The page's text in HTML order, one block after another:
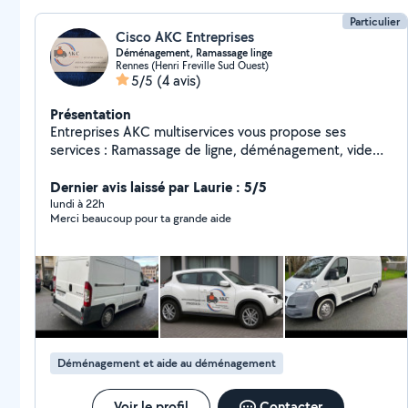
Particulier
Cisco AKC Entreprises
Déménagement, Ramassage linge
Rennes (Henri Freville Sud Ouest)
5/5 (4 avis)
Présentation
Entreprises AKC multiservices vous propose ses
services : Ramassage de ligne, déménagement, vide
Dernier avis laissé par Laurie : 5/5
lundi à 22h
Merci beaucoup pour ta grande aide
Déménagement et aide au déménagement